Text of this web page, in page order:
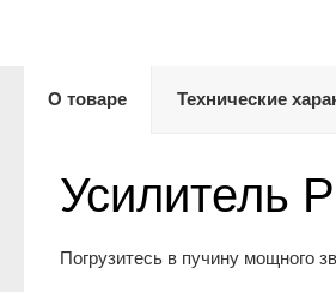
О товаре Технические
Усилитель
Погрузитесь в пучину мощного